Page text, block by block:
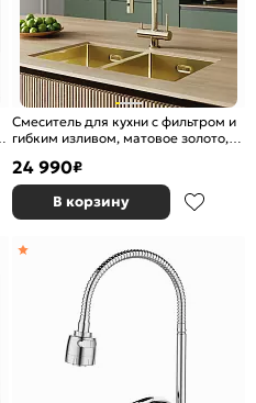
Смеситель для кухни с фильтром и
гибким изливом, матовое золото,
24 990₽
В корзину